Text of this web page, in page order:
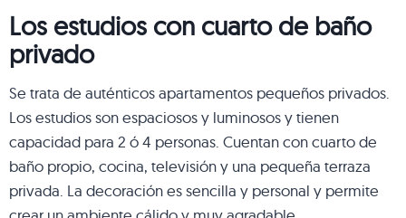
Los estudios con cuarto de baño
privado
Se trata de auténticos apartamentos pequeños privados.
Los estudios son espaciosos y luminosos y tienen
capacidad para 2 ó 4 personas. Cuentan con cuarto de
baño propio, cocina, televisión y una pequeña terraza
privada. La decoración es sencilla y personal y permite